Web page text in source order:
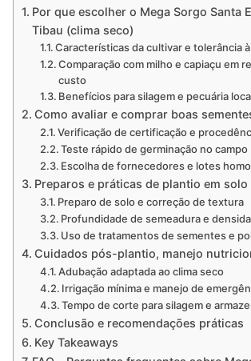
Por que escolher o Mega Sorgo Santa
Tibau (clima seco)
Características da cultivar e tolerância
Comparação com milho e capiaçu em
custo
Benefícios para silagem e pecuária
Como avaliar e comprar boas
Verificação de certificação e
Teste rápido de germinação no campo
Escolha de fornecedores e lotes
Preparos e práticas de plantio em solo
Preparo de solo e correção de textura
Profundidade de semeadura e
Uso de tratamentos de sementes e
Cuidados pós-plantio, manejo
Adubação adaptada ao clima seco
Irrigação mínima e manejo de
Tempo de corte para silagem e
Conclusão e recomendações práticas
Key Takeaways